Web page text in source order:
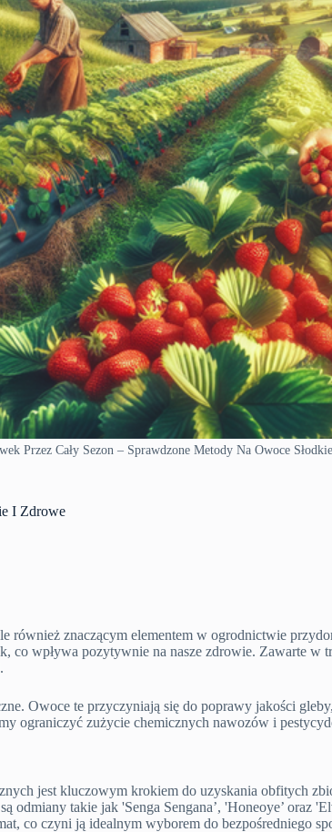
Przez Cały Sezon – Sprawdzone Metody Na Owoce
I Zdrowe
również znaczącym elementem w ogrodnictwie
co wpływa pozytywnie na nasze zdrowie. Zawarte
.
Owoce te przyczyniają się do poprawy jakości
ograniczyć zużycie chemicznych nawozów i
jest kluczowym krokiem do uzyskania obfitych
takie jak 'Senga Sengana’, 'Honeoye’ oraz
co czyni ją idealnym wyborem do bezpośredniego